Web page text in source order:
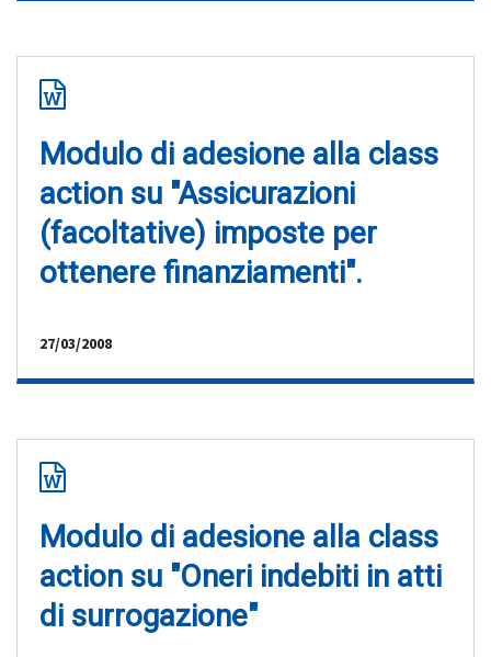
Modulo di adesione alla class
action su "Assicurazioni
(facoltative) imposte per
ottenere finanziamenti".
27/03/2008
Modulo di adesione alla class
action su "Oneri indebiti in atti
di surrogazione"